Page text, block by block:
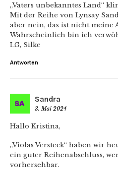
„Vaters unbekanntes Land“
Mit der Reihe von Lynsay
aber nein, das ist nicht meine
Wahrscheinlich bin ich
LG, Silke
Antworten
Sandra
3. Mai 2024
Hallo Kristina,
„Violas Versteck“ haben wir
ein guter Reihenabschluss,
vorhersehbar.